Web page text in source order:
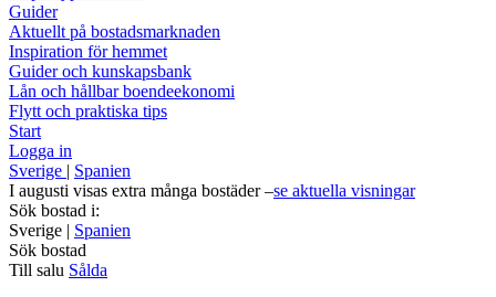
Guider
Aktuellt på bostadsmarknaden
Inspiration för hemmet
Guider och kunskapsbank
Lån och hållbar boendeekonomi
Flytt och praktiska tips
Start
Logga in
Sverige | Spanien
I augusti visas extra många bostäder –se aktuella visningar
Sök bostad i:
Sverige | Spanien
Sök bostad
Till salu Sålda